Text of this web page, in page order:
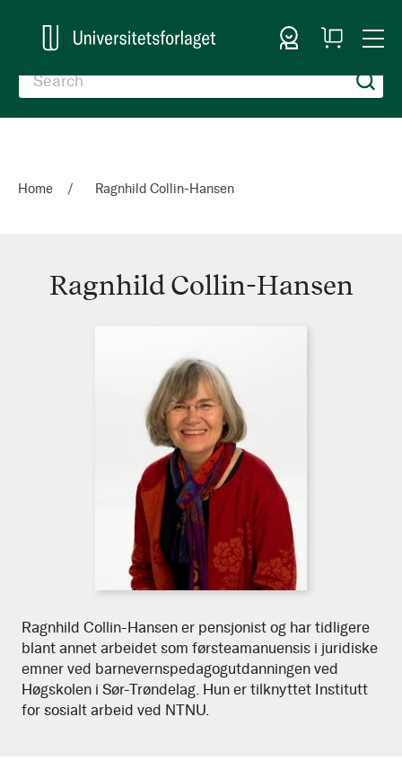
Sign In
My
Cart
Home Ragnhild Collin-Hansen
Ragnhild Collin-Hansen
high
resolution
portrait
Ragnhild
Collin-
Hansen
Ragnhild Collin-Hansen er pensjonist og har tidligere
blant annet arbeidet som førsteamanuensis i juridiske
emner ved barnevernspedagogutdanningen ved
Høgskolen i Sør-Trøndelag. Hun er tilknyttet Institutt
for sosialt arbeid ved NTNU.